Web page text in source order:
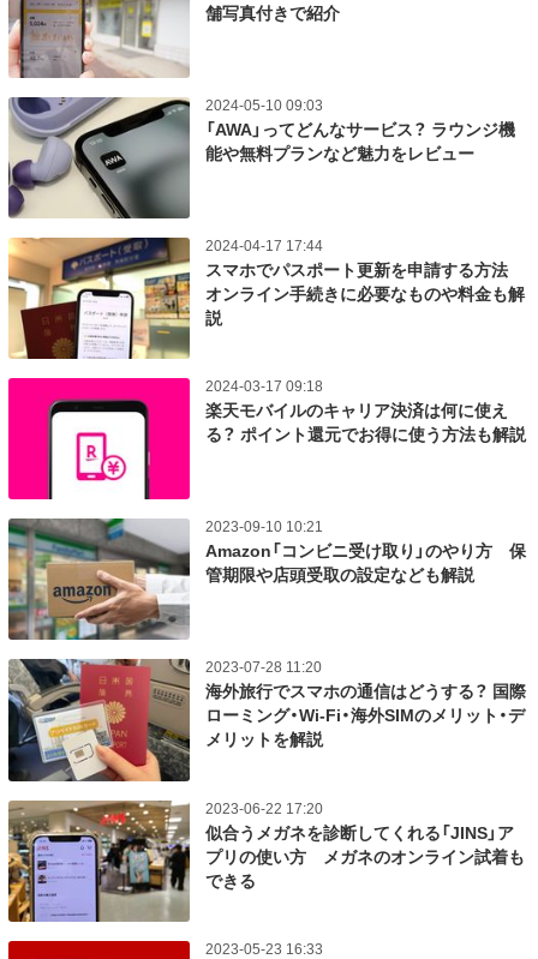
舗写真付きで紹介
2024-05-10 09:03
「AWA」ってどんなサービス？ ラウンジ機
能や無料プランなど魅力をレビュー
2024-04-17 17:44
スマホでパスポート更新を申請する方法
オンライン手続きに必要なものや料金も解
説
2024-03-17 09:18
楽天モバイルのキャリア決済は何に使え
る？ ポイント還元でお得に使う方法も解説
2023-09-10 10:21
Amazon「コンビニ受け取り」のやり方 保
管期限や店頭受取の設定なども解説
2023-07-28 11:20
海外旅行でスマホの通信はどうする？ 国際
ローミング・Wi-Fi・海外SIMのメリット・デ
メリットを解説
2023-06-22 17:20
似合うメガネを診断してくれる「JINS」ア
プリの使い方 メガネのオンライン試着も
できる
2023-05-23 16:33